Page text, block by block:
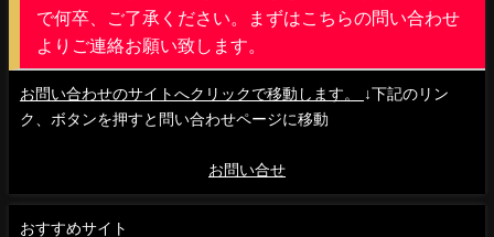
で何卒、ご了承ください。まずはこちらの問い合わせ
よりご連絡お願い致します。
お問い合わせのサイトへクリックで移動します。
↓下記のリン
ク、ボタンを押すと問い合わせページに移動
お問い合せ
おすすめサイト